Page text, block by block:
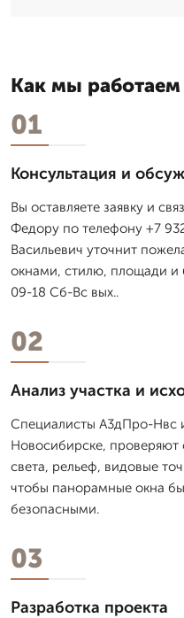
Как мы работаем
01
Консультация и
Вы оставляете заявку и
Федору по телефону +7
Васильевич уточнит
окнами, стилю, площади
09-18 Сб-Вс вых..
02
Анализ участка и
Специалисты А3дПро-Нвс
Новосибирске,
света, рельеф, видовые
чтобы панорамные окна
безопасными.
03
Разработка проекта